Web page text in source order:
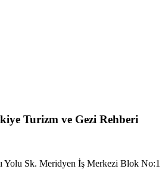
Turizm ve Gezi Rehberi
Yolu Sk. Meridyen İş Merkezi Blok No:1